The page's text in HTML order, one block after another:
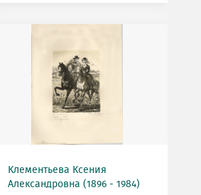
Клементьева Ксения
Александровна (1896 - 1984)